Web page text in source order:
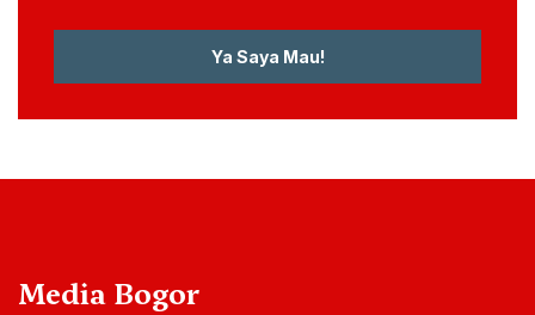
Ya Saya Mau!
Media Bogor